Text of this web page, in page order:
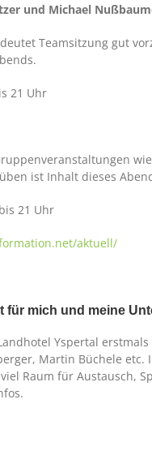
und Michael
Teamsitzung gut
21 Uhr
ist Inhalt dieses
21 Uhr
aktuell/
für mich und meine
Yspertal
Martin Büchele
Raum für Austausch,